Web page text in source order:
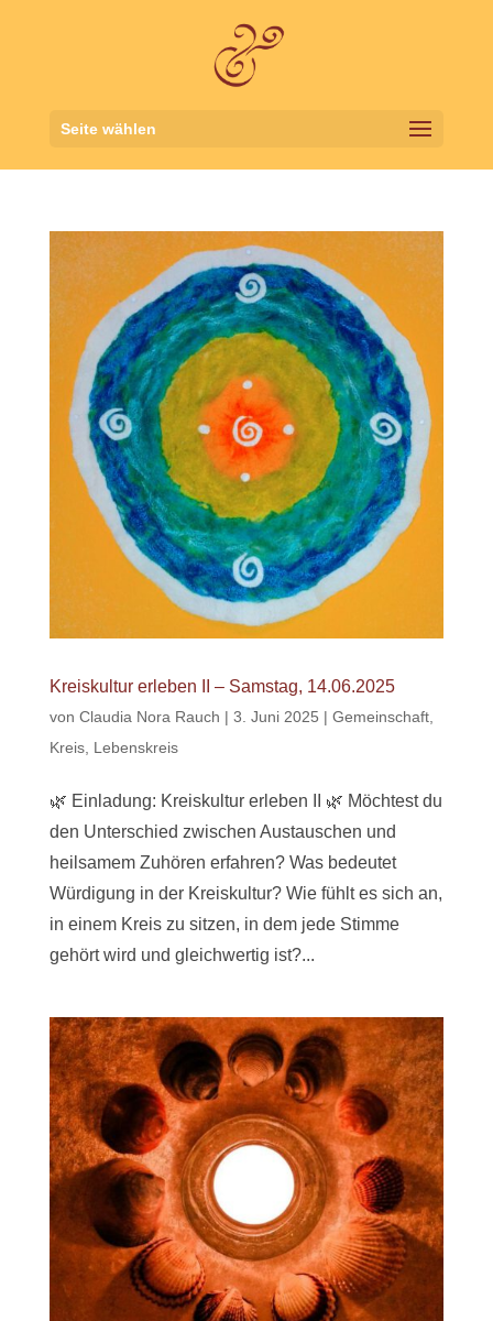
Seite wählen
Kreiskultur erleben II – Samstag, 14.06.2025
von Claudia Nora Rauch | 3. Juni 2025 | Gemeinschaft,
Kreis, Lebenskreis
🌿 Einladung: Kreiskultur erleben II 🌿 Möchtest du
den Unterschied zwischen Austauschen und
heilsamem Zuhören erfahren? Was bedeutet
Würdigung in der Kreiskultur? Wie fühlt es sich an,
in einem Kreis zu sitzen, in dem jede Stimme
gehört wird und gleichwertig ist?...